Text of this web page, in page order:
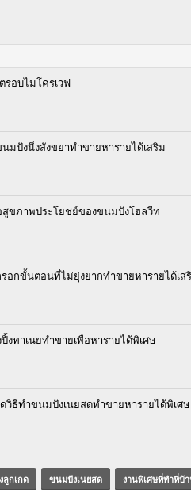
อบไมโครเวฟ
มปังนึ่งสังขยาทำขายหารายได้เสริม
ขภาพประโยชย์ของขนมปังโฮลวีท
อกขั้นตอนที่ไม่ยุ่งยากทำขายหารายได้เส
งทาเนยทำขายเพื่อหารายได้พิเศษ
วิธีทำขนมปังเนยสดทำขายหารายได้พิเศษ
กเกด ขนมปังเนยสด งานพิเศษที่ทำที่บ้